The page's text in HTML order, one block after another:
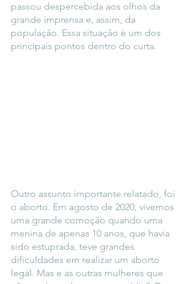
passou despercebida aos olhos da
grande imprensa e, assim, da
população. Essa situação é um dos
principais pontos dentro do curta.
Outro assunto importante relatado, foi
o aborto. Em agosto de 2020, vivemos
uma grande comoção quando uma
menina de apenas 10 anos, que havia
sido estuprada, teve grandes
dificuldades em realizar um aborto
legal. Mas e as outras mulheres que